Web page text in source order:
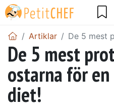
Artiklar De 5 mest
De 5 mest
ostarna för
diet!